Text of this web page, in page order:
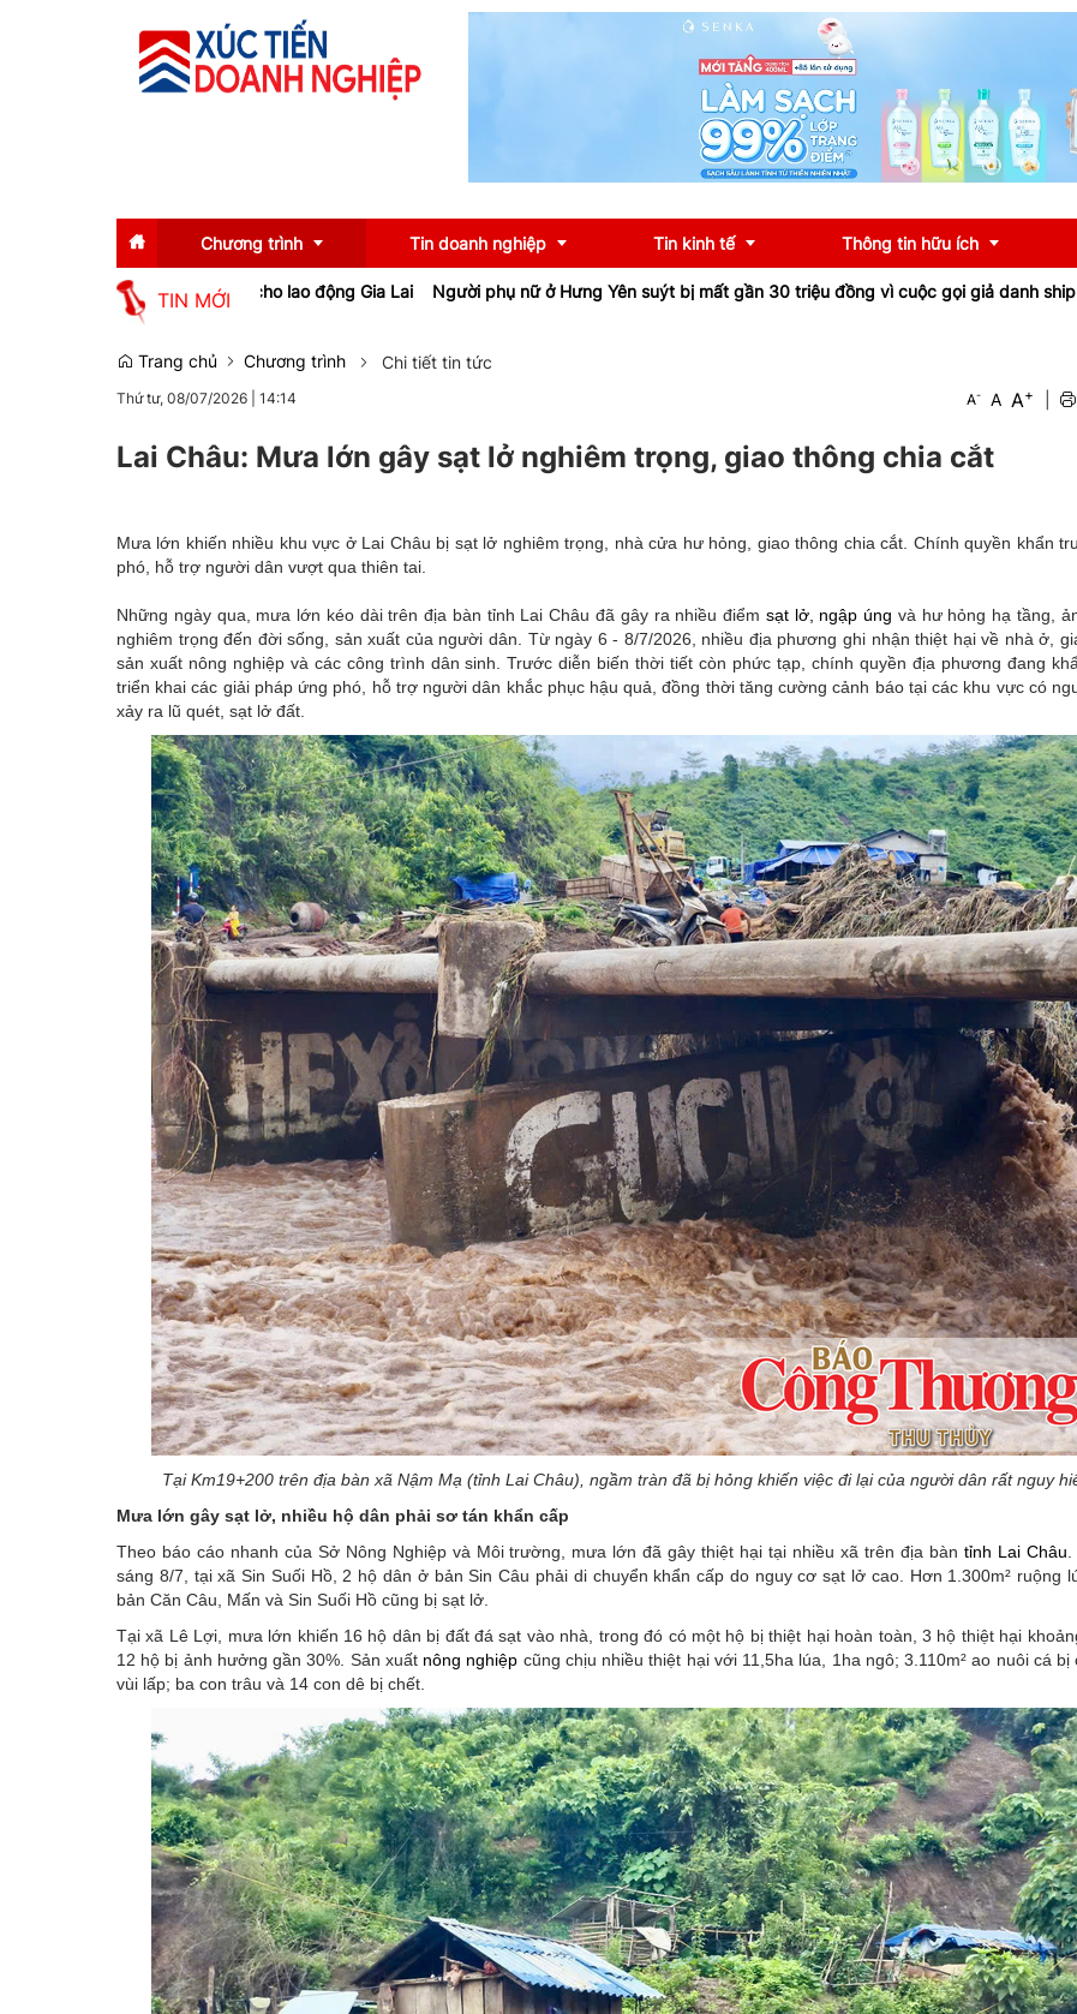
Chương trình
Diễn giả
Thông tin báo chí
Sự kiện
Tin doanh nghiệp
Tin tức
Doanh nghiệp tiêu biểu
Emagazine
Tin kinh tế Thông tin hữu ích
Ngân hàng
TIN MỚI
tạo việc làm cho lao động Gia Lai Người phụ nữ ở Hưng Yên suýt bị mất gần 30 triệu đồng vì cuộc gọi giả danh shipper Tỉnh lộ
Trang chủ Chương trình Chi tiết tin tức
Thứ tư, 08/07/2026 14:14 A- A A+
Lai Châu: Mưa lớn gây sạt lở nghiêm trọng, giao thông chia cắt
Mưa lớn khiến nhiều khu vực ở Lai Châu bị sạt lở nghiêm trọng, nhà cửa hư hỏng, giao thông chia cắt. Chính quyền khẩn
phó, hỗ trợ người dân vượt qua thiên tai.
Những ngày qua, mưa lớn kéo dài trên địa bàn tỉnh Lai Châu đã gây ra nhiều điểm sạt lở, ngập úng và hư hỏng hạ tầng,
nghiêm trọng đến đời sống, sản xuất của người dân. Từ ngày 6 - 8/7/2026, nhiều địa phương ghi nhận thiệt hại về nhà ở,
sản xuất nông nghiệp và các công trình dân sinh. Trước diễn biến thời tiết còn phức tạp, chính quyền địa phương đang
triển khai các giải pháp ứng phó, hỗ trợ người dân khắc phục hậu quả, đồng thời tăng cường cảnh báo tại các khu vực có
xảy ra lũ quét, sạt lở đất.
Tại Km19+200 trên địa bàn xã Nậm Mạ (tỉnh Lai Châu), ngầm tràn đã bị hỏng khiến việc đi lại của người dân rất nguy
Mưa lớn gây sạt lở, nhiều hộ dân phải sơ tán khẩn cấp
Theo báo cáo nhanh của Sở Nông Nghiệp và Môi trường, mưa lớn đã gây thiệt hại tại nhiều xã trên địa bàn tỉnh Lai Châu
sáng 8/7, tại xã Sin Suối Hồ, 2 hộ dân ở bản Sin Câu phải di chuyển khẩn cấp do nguy cơ sạt lở cao. Hơn 1.300m² ruộng
bản Căn Câu, Mấn và Sin Suối Hồ cũng bị sạt lở.
Tại xã Lê Lợi, mưa lớn khiến 16 hộ dân bị đất đá sạt vào nhà, trong đó có một hộ bị thiệt hại hoàn toàn, 3 hộ thiệt hại
12 hộ bị ảnh hưởng gần 30%. Sản xuất nông nghiệp cũng chịu nhiều thiệt hại với 11,5ha lúa, 1ha ngô; 3.110m² ao nuôi cá bị
vùi lấp; ba con trâu và 14 con dê bị chết.